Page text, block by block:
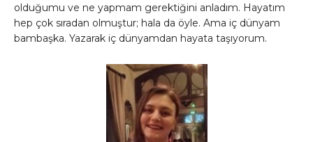
olduğumu ve ne yapmam gerektiğini anladım. Hayatım
hep çok sıradan olmuştur; hala da öyle. Ama iç dünyam
bambaşka. Yazarak iç dünyamdan hayata taşıyorum.